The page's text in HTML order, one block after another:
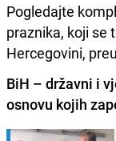
Pogledajte
praznika, koji se
Hercegovini,
BiH – državni i
osnovu kojih